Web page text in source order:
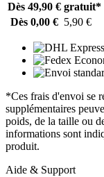
Dès 49,90 € gratuit*
Dès 0,00 € 5,90 €
*Ces frais d'envoi se
supplémentaires
poids, de la taille ou
informations sont
produit.
Aide & Support